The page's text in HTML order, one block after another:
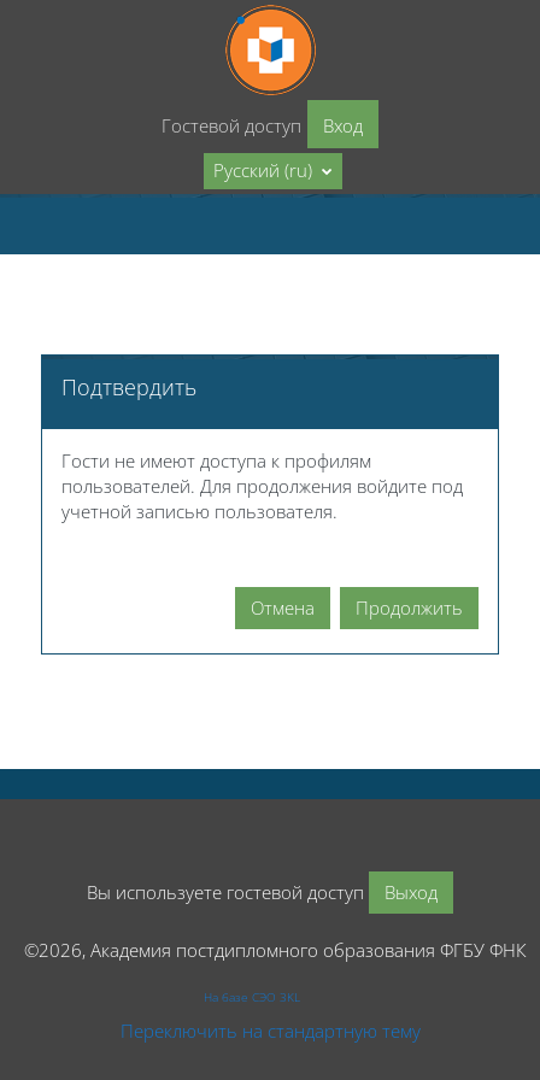
Перейти к основному содержанию
Гостевой доступ
Вход
Русский ‎(ru)‎
Подтвердить
Гости не имеют доступа к профилям
пользователей. Для продолжения войдите под
учетной записью пользователя.
Отмена Продолжить
Вы используете гостевой доступ Выход
©2026, Академия постдипломного образования ФГБУ
На базе СЭО 3KL
Переключить на стандартную тему